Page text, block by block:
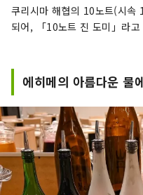
쿠리시마 해협의 10노트(시
되어, 「10노트 진 도미」라
에히메의 아름다운 물